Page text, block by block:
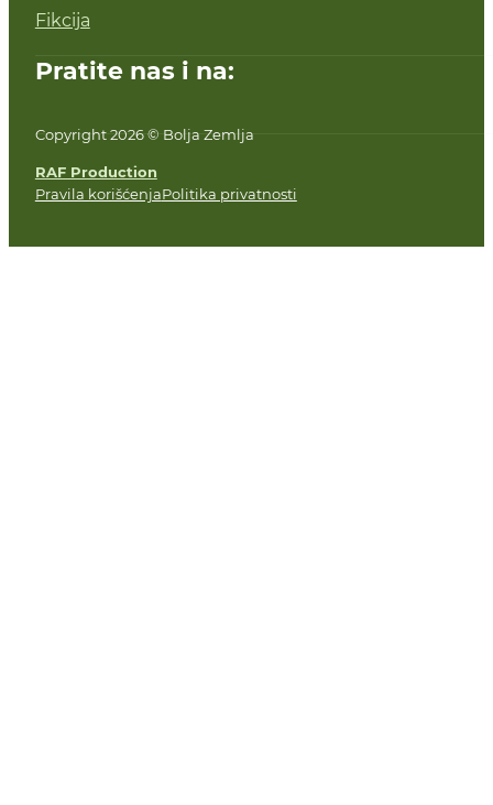
Fikcija
Pratite nas i na:
Copyright 2026 © Bolja Zemlja
RAF Production
Pravila korišćenjaPolitika privatnosti